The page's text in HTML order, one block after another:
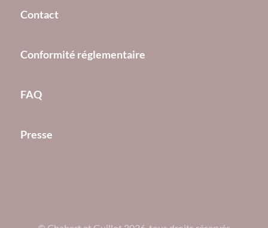
Contact
Conformité réglementaire
FAQ
Presse